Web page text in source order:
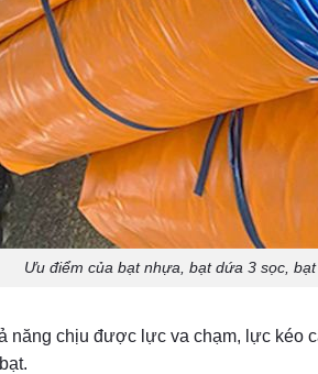
Ưu điểm của bạt nhựa, bạt dứa 3 sọc,
năng chịu được lực va chạm, lực kéo